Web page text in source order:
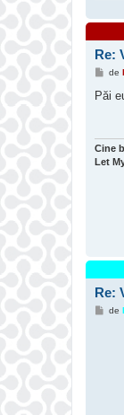
Re:
M
s
de
Păi
Cine
Let
Re:
Mde